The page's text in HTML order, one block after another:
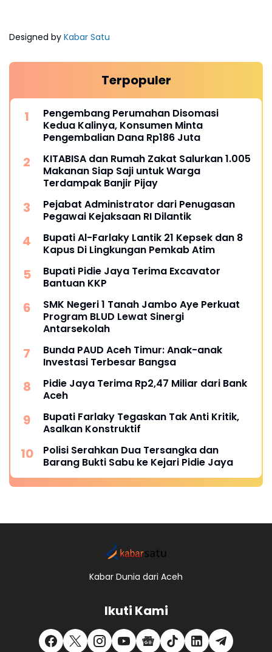
Designed by Kabar Satu
Terpopuler
Pengembang Perumahan Disomasi
Kedua Kalinya, Konsumen Minta
Pengembalian Dana Rp186 Juta
KITABISA dan Rumah Zakat Salurkan 1.005
Makanan Siap Saji untuk Warga
Terdampak Banjir Pijay
Pejabat Administrator dari Penugasan
Pegawai Kejaksaan RI Dilantik
Bupati Al-Farlaky Lantik 21 Kepsek dan 8
Kapus Di Lingkungan Pemkab Atim
Bupati Pidie Jaya Terima Excavator
Bantuan KKP
SMK Negeri 1 Tanah Jambo Aye Perkuat
Program BLUD Lewat Sinergi
Antarsekolah
Bunda PAUD Aceh Timur: Anak-anak
Investasi Terbesar Bangsa
Pidie Jaya Terima Rp2,47 Miliar dari Bank
Aceh
Bupati Farlaky Tegaskan Tak Anti Kritik,
Asalkan Konstruktif
Polisi Serahkan Dua Tersangka dan
Barang Bukti Sabu ke Kejari Pidie Jaya
Kabar Dunia dari Aceh
Ikuti Kami